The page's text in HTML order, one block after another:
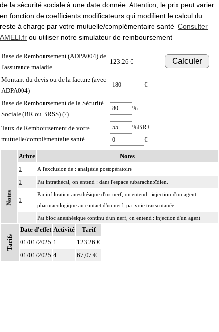
de la sécurité sociale à une date donnée. Attention, le prix peut varier
en fonction de coefficients modificateurs qui modifient le calcul du
reste à charge par votre mutuelle/complémentaire santé. Consulter
AMELI.fr ou utiliser notre simulateur de remboursement :
Base de Remboursement (ADPA004) de
l'assurance maladie
123.26 € Calculer
Montant du devis ou de la facture (avec
ADPA004)
€
Base de Remboursement de la Sécurité
Sociale (BR ou BRSS) (?)
%
Taux de Remboursement de votre
mutuelle/complémentaire santé
%BR+
€
Notes
Arbre Notes
1 À l'exclusion de : analgésie postopératoire
1 Par intrathécal, on entend : dans l'espace subarachnoïdien.
1
Par infiltration anesthésique d'un nerf, on entend : injection d'un agent
pharmacologique au contact d'un nerf, par voie transcutanée.
1
Par bloc anesthésique continu d'un nerf, on entend : injection d'un agent
pharmacologique au contact d'un nerf avec pose d'un cathéter, par voie
transcutanée.
Tarifs
Date d'effet Activité
Tarif
01/01/2025 1
123,26 €
01/01/2025 4 67,07 €